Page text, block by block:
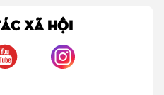
tôi quyền được là chính mình.
XÃ HỘI